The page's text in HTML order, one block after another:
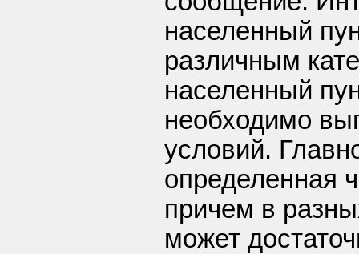
населенный
различным
населенный
необходимо
условий.
определенная
причем в
может